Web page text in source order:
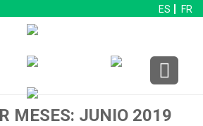
ES FR
MESES: JUNIO 2019